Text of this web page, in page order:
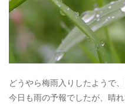
どうやら梅雨入りしたようで
今日も雨の予報でしたが、晴